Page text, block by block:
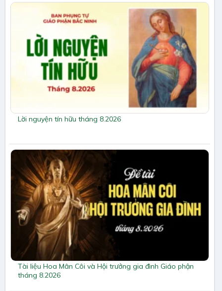
Lời nguyện tín hữu tháng 8.2026
Tài liệu Hoa Mân Côi và Hội trưởng gia đình Giáo phận
tháng 8.2026